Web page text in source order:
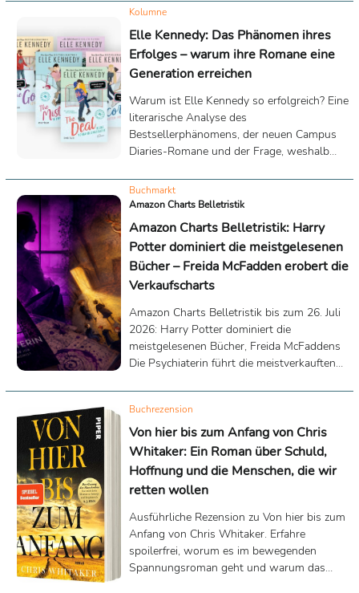
Kolumne
Elle Kennedy: Das Phänomen ihres
Erfolges – warum ihre Romane eine
Generation erreichen
Warum ist Elle Kennedy so erfolgreich? Eine
literarische Analyse des
Bestsellerphänomens, der neuen Campus
Diaries-Romane und der Frage, weshalb
begeistert.
Buchmarkt
Amazon Charts Belletristik
Amazon Charts Belletristik: Harry
Potter dominiert die meistgelesenen
Bücher – Freida McFadden erobert die
Verkaufscharts
Amazon Charts Belletristik bis zum 26. Juli
2026: Harry Potter dominiert die
meistgelesenen Bücher, Freida McFaddens
Die Psychiaterin führt die meistverkauften
Buchrezension
Von hier bis zum Anfang von Chris
Whitaker: Ein Roman über Schuld,
Hoffnung und die Menschen, die wir
retten wollen
Ausführliche Rezension zu Von hier bis zum
Anfang von Chris Whitaker. Erfahre
spoilerfrei, worum es im bewegenden
Spannungsroman geht und warum das